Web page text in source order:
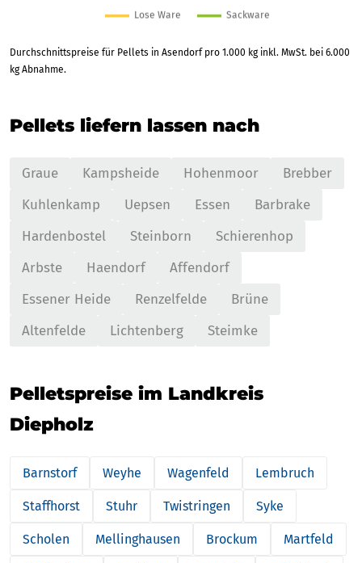
Durchschnittspreise für Pellets in Asendorf pro 1.000 kg inkl. MwSt. bei 6.000
kg Abnahme.
Pellets liefern lassen nach
Graue Kampsheide Hohenmoor
Brebber
Kuhlenkamp
Uepsen Essen
Barbrake
Hardenbostel
Steinborn
Schierenhop
Arbste
Haendorf
Affendorf
Essener Heide
Renzelfelde
Brüne
Altenfelde
Lichtenberg Steimke
Pelletspreise im Landkreis
Diepholz
Barnstorf Weyhe Wagenfeld Lembruch
Staffhorst Stuhr Twistringen Syke
Scholen Mellinghausen Brockum Martfeld